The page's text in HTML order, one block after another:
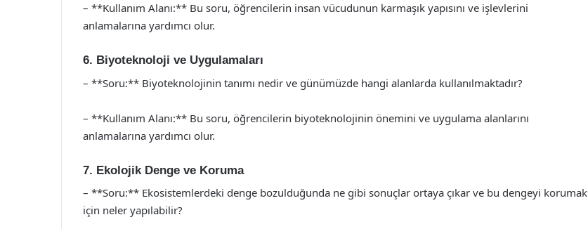
– **Kullanım Alanı:** Bu soru, öğrencilerin insan vücudunun karmaşık yapısını ve işlevlerini
anlamalarına yardımcı olur.
6. Biyoteknoloji ve Uygulamaları
– **Soru:** Biyoteknolojinin tanımı nedir ve günümüzde hangi alanlarda kullanılmaktadır?
– **Kullanım Alanı:** Bu soru, öğrencilerin biyoteknolojinin önemini ve uygulama alanlarını
anlamalarına yardımcı olur.
7. Ekolojik Denge ve Koruma
– **Soru:** Ekosistemlerdeki denge bozulduğunda ne gibi sonuçlar ortaya çıkar ve bu dengeyi korumak
için neler yapılabilir?